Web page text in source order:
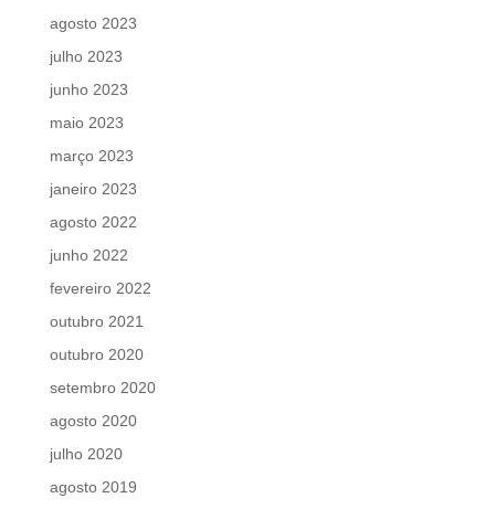
agosto 2023
julho 2023
junho 2023
maio 2023
março 2023
janeiro 2023
agosto 2022
junho 2022
fevereiro 2022
outubro 2021
outubro 2020
setembro 2020
agosto 2020
julho 2020
agosto 2019